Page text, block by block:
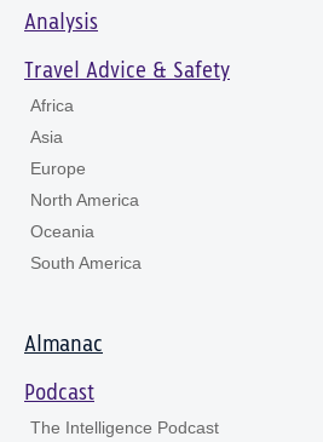
Analysis
Travel Advice & Safety
Africa
Asia
Europe
North America
Oceania
South America
Almanac
Podcast
The Intelligence Podcast